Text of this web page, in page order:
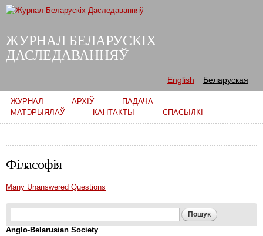
main
ЖУРНАЛ БЕЛАРУСКІХ
ДАСЛЕДАВАННЯЎ
English Беларуская
Main menu
ЖУРНАЛ АРХІЎ
ПАДАЧА
МАТЭРЫЯЛАЎ
КАНТАКТЫ СПАСЫЛКІ
Філасофія
Many Unanswered Questions
Search form
Anglo-Belarusian Society